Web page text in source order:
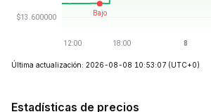
Última actualización: 2026-08-08 10:53:07 (UTC+0)
Estadísticas de precios